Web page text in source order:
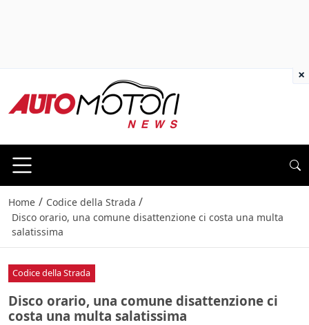
Home / Codice della Strada /
Disco orario, una comune disattenzione ci costa una multa
salatissima
Codice della Strada
Disco orario, una comune disattenzione ci
costa una multa salatissima
×